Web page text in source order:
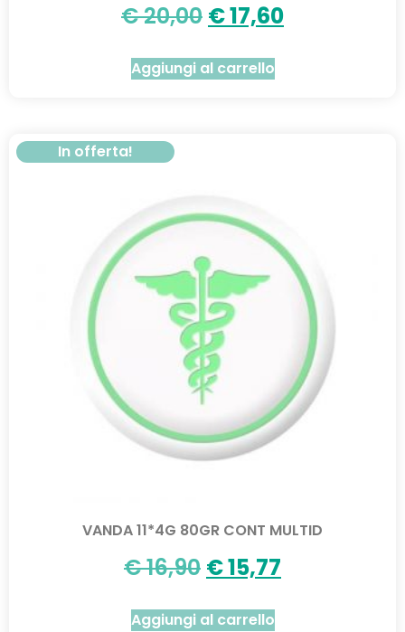
€20,00 €17,60
Aggiungi al carrello
In offerta!
VANDA 11*4G 80GR CONT MULTID
€16,90 €15,77
Aggiungi al carrello